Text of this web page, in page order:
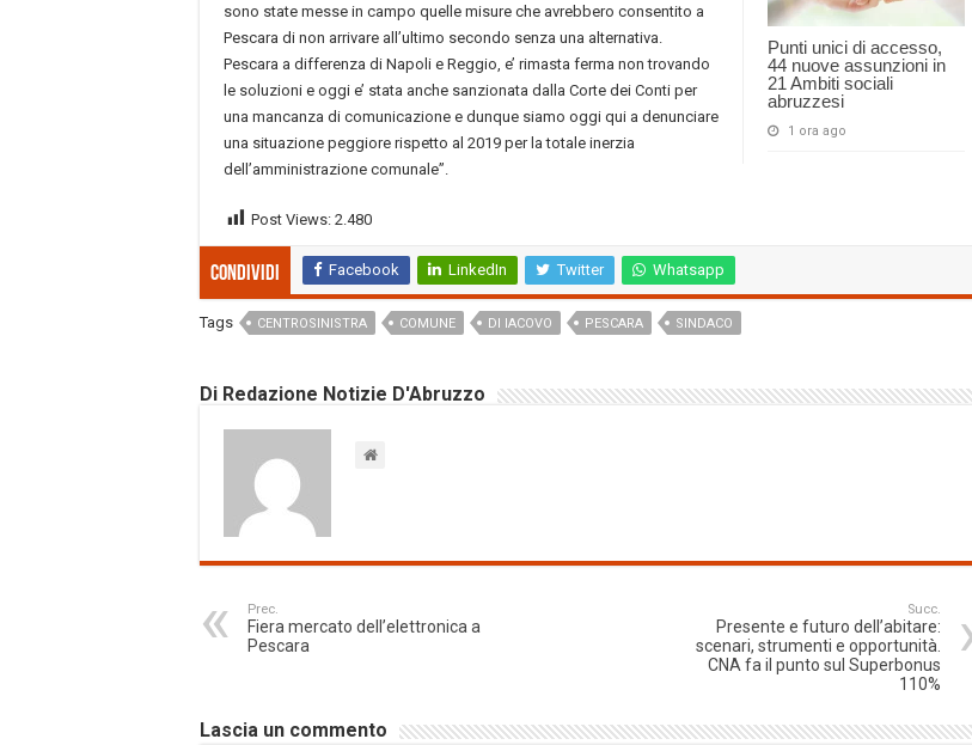
Punti unici di accesso,
44 nuove assunzioni in
21 Ambiti sociali
abruzzesi
1 ora ago
sono state messe in campo quelle misure che avrebbero consentito a
Pescara di non arrivare all’ultimo secondo senza una alternativa.
Pescara a differenza di Napoli e Reggio, e’ rimasta ferma non trovando
le soluzioni e oggi e’ stata anche sanzionata dalla Corte dei Conti per
una mancanza di comunicazione e dunque siamo oggi qui a denunciare
una situazione peggiore rispetto al 2019 per la totale inerzia
dell’amministrazione comunale”.
Post Views: 2.480
Condividi Facebook LinkedIn Twitter Whatsapp
Tags CENTROSINISTRA COMUNE DI IACOVO PESCARA SINDACO
Di Redazione Notizie D'Abruzzo
Prec.
Fiera mercato dell’elettronica a
Pescara
Succ.
Presente e futuro dell’abitare:
scenari, strumenti e opportunità.
CNA fa il punto sul Superbonus
110%
Lascia un commento